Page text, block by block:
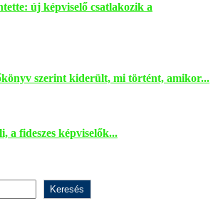
új képviselő csatlakozik a
szerint kiderült, mi történt, amikor...
a fideszes képviselők...
Keresés